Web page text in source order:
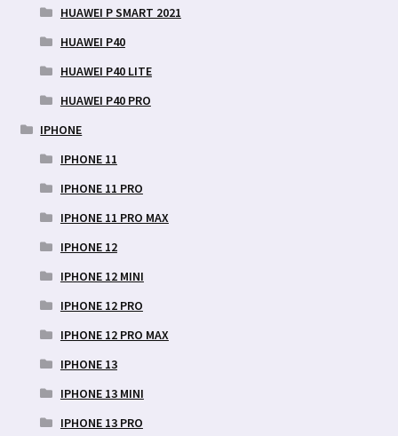
HUAWEI P SMART 2021
HUAWEI P40
HUAWEI P40 LITE
HUAWEI P40 PRO
IPHONE
IPHONE 11
IPHONE 11 PRO
IPHONE 11 PRO MAX
IPHONE 12
IPHONE 12 MINI
IPHONE 12 PRO
IPHONE 12 PRO MAX
IPHONE 13
IPHONE 13 MINI
IPHONE 13 PRO